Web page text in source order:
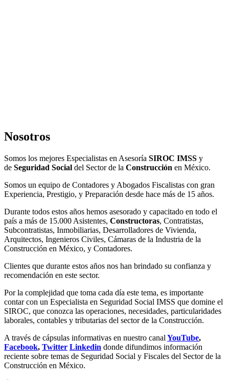
Nosotros
Somos los mejores Especialistas en Asesoría SIROC IMSS y
de Seguridad Social del Sector de la Construcción en México.
Somos un equipo de Contadores y Abogados Fiscalistas con gran
Experiencia, Prestigio, y Preparación desde hace más de 15 años.
Durante todos estos años hemos asesorado y capacitado en todo el
país a más de 15.000 Asistentes, Constructoras, Contratistas,
Subcontratistas, Inmobiliarias, Desarrolladores de Vivienda,
Arquitectos, Ingenieros Civiles, Cámaras de la Industria de la
Construcción en México, y Contadores.
Clientes que durante estos años nos han brindado su confianza y
recomendación en este sector.
Por la complejidad que toma cada día este tema, es importante
contar con un Especialista en Seguridad Social IMSS que domine el
SIROC, que conozca las operaciones, necesidades, particularidades
laborales, contables y tributarias del sector de la Construcción.
A través de cápsulas informativas en nuestro canal YouTube,
Facebook, Twitter Linkedin donde difundimos información
reciente sobre temas de Seguridad Social y Fiscales del Sector de la
Construcción en México.